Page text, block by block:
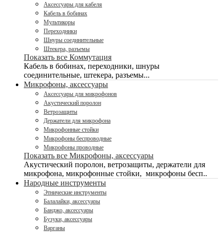
Аксессуары для кабеля
Кабель в бобинах
Мультикоры
Переходники
Шнуры соединительные
Штекера, разъемы
Показать все Коммутация
Кабель в бобинах, переходники, шнуры
соединительные, штекера, разъемы...
Микрофоны, аксессуары
Аксессуары для микрофонов
Акустический поролон
Ветрозащиты
Держатели для микрофона
Микрофонные стойки
Микрофоны беспроводные
Микрофоны проводные
Показать все Микрофоны, аксессуары
Акустический поролон, ветрозащиты, держатели для
микрофона, микрофонные стойки, микрофоны бесп..
Народные инструменты
Этнические инструменты
Балалайки, аксессуары
Банджо, аксессуары
Бузуки, аксессуары
Варганы